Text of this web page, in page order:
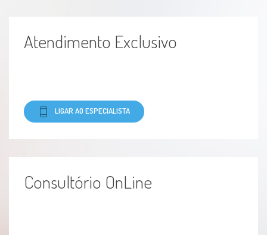
Atendimento Exclusivo
LIGAR AO ESPECIALISTA
Consultório OnLine